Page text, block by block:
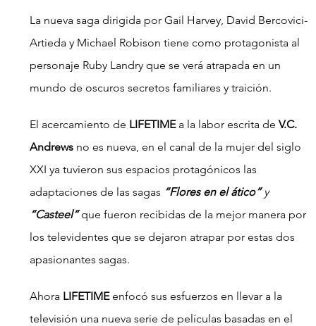
La nueva saga dirigida por Gail Harvey, David Bercovici-
Artieda y Michael Robison tiene como protagonista al
personaje Ruby Landry que se verá atrapada en un
mundo de oscuros secretos familiares y traición.
El acercamiento de LIFETIME a la labor escrita de V.C.
Andrews no es nueva, en el canal de la mujer del siglo
XXI ya tuvieron sus espacios protagónicos las
adaptaciones de las sagas “Flores en el ático” y
“Casteel” que fueron recibidas de la mejor manera por
los televidentes que se dejaron atrapar por estas dos
apasionantes sagas.
Ahora LIFETIME enfocó sus esfuerzos en llevar a la
televisión una nueva serie de películas basadas en el